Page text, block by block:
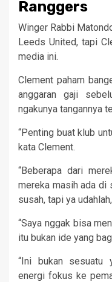
Ranggers
Winger Rabbi
Leeds United, tapi
media ini.
Clement paham
anggaran gaji
ngakunya tangannya
“Penting buat klub
kata Clement.
“Beberapa dari
mereka masih ada di
susah, tapi ya
“Saya nggak bisa
itu bukan ide yang
“Ini bukan sesuatu
energi fokus ke